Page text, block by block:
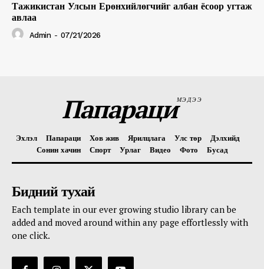
Тажикистан Улсын Ерөнхийлөгчийг албан ёсоор угтаж
авлаа
Admin - 07/21/2026
ПапарациМЭДЭЭ
Эхлэл Папараци Хов жив Ярилцлага Улс төр
Дэлхийд
Сонин хачин
Спорт Урлаг Видео Фото Бусад
Бидний тухай
Each template in our ever growing studio library can be
added and moved around within any page effortlessly with
one click.